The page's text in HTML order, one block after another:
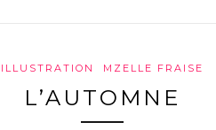
ILLUSTRATION MZELLE FRAISE
L’AUTOMNE